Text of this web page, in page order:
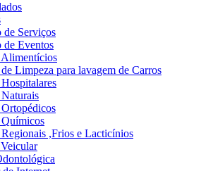
de Serviços
de Eventos
Limpeza para lavagem de Carros
,Frios e Lacticínios